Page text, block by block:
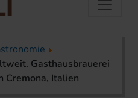
Gasthausbrauerei
Cremona, Italien